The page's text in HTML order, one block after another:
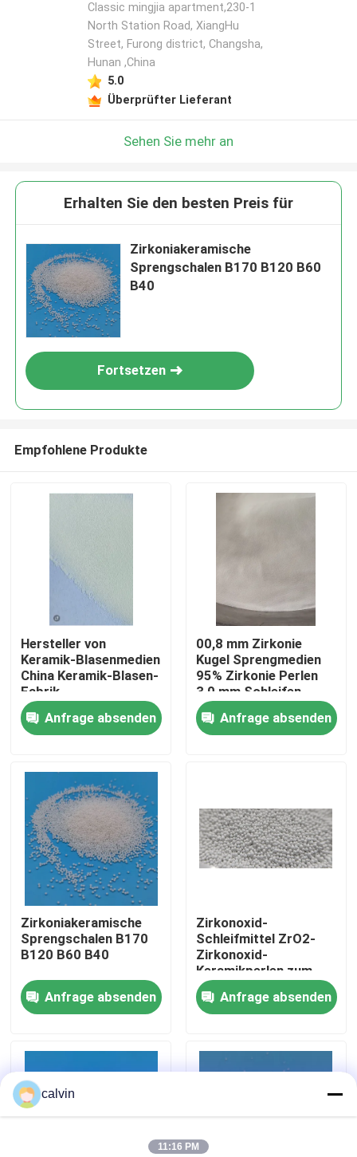
Startseite
Über uns
Fabrik Tour
Qualitätskontrolle
Kontakt
Referenzen
Keramische startende Medien
Keramisches Perlen-Starten
Keramisches startendes Scheuermittel
Classic mingjia apartment,230-1
North Station Road, XiangHu
Street, Furong district, Changsha,
Hunan ,China
5.0
Überprüfter Lieferant
Sehen Sie mehr an
Erhalten Sie den besten Preis für
Zirkoniakeramische
Sprengschalen B170 B120 B60
B40
Fortsetzen
Empfohlene Produkte
Hersteller von
Keramik-Blasenmedien
China Keramik-Blasen-
Fabrik
Anfrage absenden
00,8 mm Zirkonie
Kugel Sprengmedien
95% Zirkonie Perlen
3,0 mm Schleifen
Anfrage absenden
Zirkoniakeramische
Sprengschalen B170
B120 B60 B40
Anfrage absenden
Zirkonoxid-
Schleifmittel ZrO2-
Zirkonoxid-
Keramikperlen zum
Sandstrahlen
Lieferant
Anfrage absenden
calvin
11:16 PM